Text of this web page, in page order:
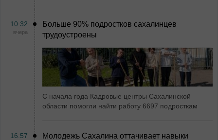
10:32
вчера
Больше 90% подростков сахалинцев
трудоустроены
С начала года Кадровые центры Сахалинской
области помогли найти работу 6697 подросткам
16:57
Молодежь Сахалина оттачивает навыки